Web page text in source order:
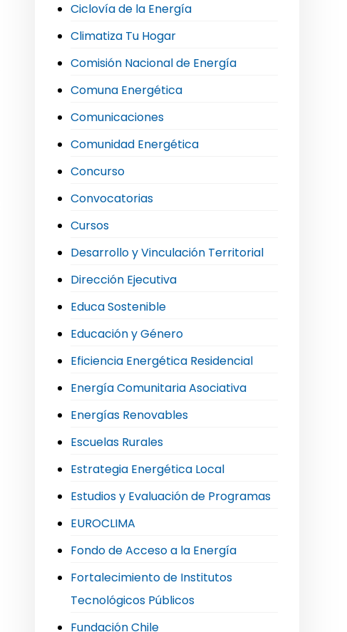
Ciclovía de la Energía
Climatiza Tu Hogar
Comisión Nacional de Energía
Comuna Energética
Comunicaciones
Comunidad Energética
Concurso
Convocatorias
Cursos
Desarrollo y Vinculación Territorial
Dirección Ejecutiva
Educa Sostenible
Educación y Género
Eficiencia Energética Residencial
Energía Comunitaria Asociativa
Energías Renovables
Escuelas Rurales
Estrategia Energética Local
Estudios y Evaluación de Programas
EUROCLIMA
Fondo de Acceso a la Energía
Fortalecimiento de Institutos
Tecnológicos Públicos
Fundación Chile